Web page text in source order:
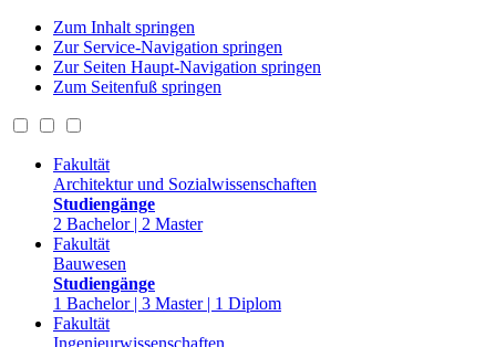
Zum Inhalt springen
Zur Service-Navigation springen
Zur Seiten Haupt-Navigation springen
Zum Seitenfuß springen
Fakultät
Architektur und Sozialwissenschaften
Studiengänge
2 Bachelor | 2 Master
Fakultät
Bauwesen
Studiengänge
1 Bachelor | 3 Master | 1 Diplom
Fakultät
Ingenieurwissenschaften